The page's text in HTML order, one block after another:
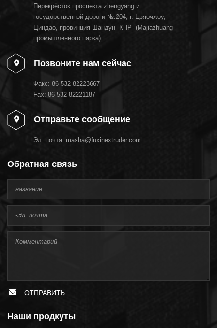
Перекрёсток проспекта zhengyang и
госудорственной дороги №.204, г. Цзяочжоу,
Циндао, провинция Шандун КНР (Majiazhuang
промышленного парка)
Позвоните нам сейчас
Факс: 86-532-82223667
Fax: 86-532-82221187
Отправьте сообщение
Эл. почта: masha@fuxinextruder.com
Обратная связь
ОТПРАВИТЬ
Наши продкуты